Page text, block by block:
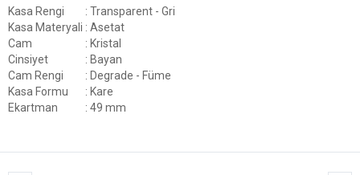
Kasa Rengi
: Transparent - Gri
Kasa Materyali : Asetat
Cam
: Kristal
Cinsiyet
: Bayan
Cam Rengi
: Degrade - Füme
Kasa Formu
: Kare
Ekartman
: 49 mm